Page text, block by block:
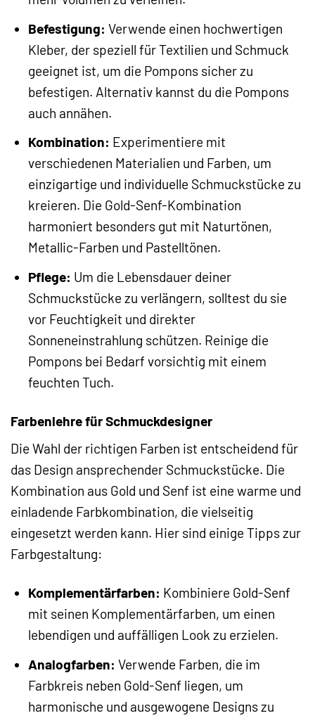
Befestigung: Verwende einen hochwertigen
Kleber, der speziell für Textilien und Schmuck
geeignet ist, um die Pompons sicher zu
befestigen. Alternativ kannst du die Pompons
auch annähen.
Kombination: Experimentiere mit
verschiedenen Materialien und Farben, um
einzigartige und individuelle Schmuckstücke zu
kreieren. Die Gold-Senf-Kombination
harmoniert besonders gut mit Naturtönen,
Metallic-Farben und Pastelltönen.
Pflege: Um die Lebensdauer deiner
Schmuckstücke zu verlängern, solltest du sie
vor Feuchtigkeit und direkter
Sonneneinstrahlung schützen. Reinige die
Pompons bei Bedarf vorsichtig mit einem
feuchten Tuch.
Farbenlehre für Schmuckdesigner
Die Wahl der richtigen Farben ist entscheidend für
das Design ansprechender Schmuckstücke. Die
Kombination aus Gold und Senf ist eine warme und
einladende Farbkombination, die vielseitig
eingesetzt werden kann. Hier sind einige Tipps zur
Farbgestaltung:
Komplementärfarben: Kombiniere Gold-Senf
mit seinen Komplementärfarben, um einen
lebendigen und auffälligen Look zu erzielen.
Analogfarben: Verwende Farben, die im
Farbkreis neben Gold-Senf liegen, um
harmonische und ausgewogene Designs zu